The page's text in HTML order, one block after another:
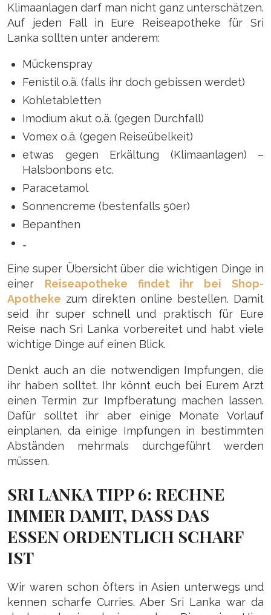
Klimaanlagen darf man nicht ganz unterschätzen.
Auf jeden Fall in Eure Reiseapotheke für Sri
Lanka sollten unter anderem:
Mückenspray
Fenistil o.ä. (falls ihr doch gebissen werdet)
Kohletabletten
Imodium akut o.ä. (gegen Durchfall)
Vomex o.ä. (gegen Reiseübelkeit)
etwas gegen Erkältung (Klimaanlagen) –
Halsbonbons etc.
Paracetamol
Sonnencreme (bestenfalls 50er)
Bepanthen
…
Eine super Übersicht über die wichtigen Dinge in
einer Reiseapotheke findet ihr bei Shop-
Apotheke zum direkten online bestellen. Damit
seid ihr super schnell und praktisch für Eure
Reise nach Sri Lanka vorbereitet und habt viele
wichtige Dinge auf einen Blick.
Denkt auch an die notwendigen Impfungen, die
ihr haben solltet. Ihr könnt euch bei Eurem Arzt
einen Termin zur Impfberatung machen lassen.
Dafür solltet ihr aber einige Monate Vorlauf
einplanen, da einige Impfungen in bestimmten
Abständen mehrmals durchgeführt werden
müssen.
SRI LANKA TIPP 6: RECHNE
IMMER DAMIT, DASS DAS
ESSEN ORDENTLICH SCHARF
IST
Wir waren schon öfters in Asien unterwegs und
kennen scharfe Curries. Aber Sri Lanka war da